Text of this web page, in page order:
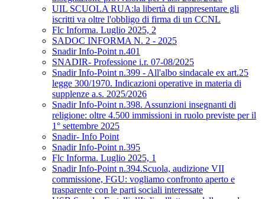
UIL SCUOLA RUA:la libertà di rappresentare gli
iscritti va oltre l'obbligo di firma di un CCNL
Flc Informa. Luglio 2025, 2
SADOC INFORMA N. 2 - 2025
Snadir Info-Point n.401
SNADIR- Professione i.r. 07-08/2025
Snadir Info-Point n.399 - All'albo sindacale ex art.25
legge 300/1970. Indicazioni operative in materia di
supplenze a.s. 2025/2026
Snadir Info-Point n.398. Assunzioni insegnanti di
religione: oltre 4.500 immissioni in ruolo previste per il
1° settembre 2025
Snadir- Info Point
Snadir Info-Point n.395
Flc Informa. Luglio 2025, 1
Snadir Info-Point n.394.Scuola, audizione VII
commissione, FGU: vogliamo confronto aperto e
trasparente con le parti sociali interessate